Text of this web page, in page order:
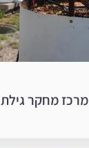
מרכז מחקר גילת